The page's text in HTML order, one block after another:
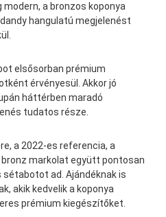
a bronzos koponya
hangulatú megjelenést
elsősorban prémium
érvényesül. Akkor jó
háttérben maradó
tudatos része.
a 2022-es referencia, a
markolat együtt pontosan
ad. Ajándéknak is
akik kedvelik a koponya
prémium kiegészítőket.